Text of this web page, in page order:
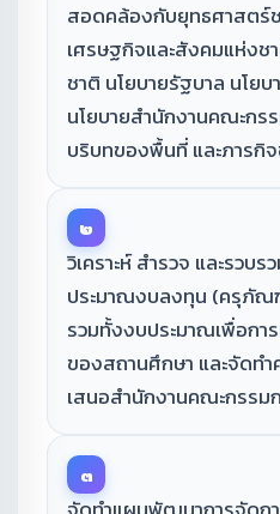
สอดคล้องกับยุทธศาสต
เศรษฐกิจและสังคมแห่งช
ชาติ นโยบายรัฐบาล นโย
นโยบายสำนักงานคณะกร
บริบทของพื้นที่ และภารกิ
๒
วิเคราะห์ สำรวจ และรวบ
ประมาณงบลงทุน (ครุภัณ
รวมทั้งงบประมาณเพื่อกา
ของสถานศึกษา และจัดท
เสนอสำนักงานคณะกรรม
๓